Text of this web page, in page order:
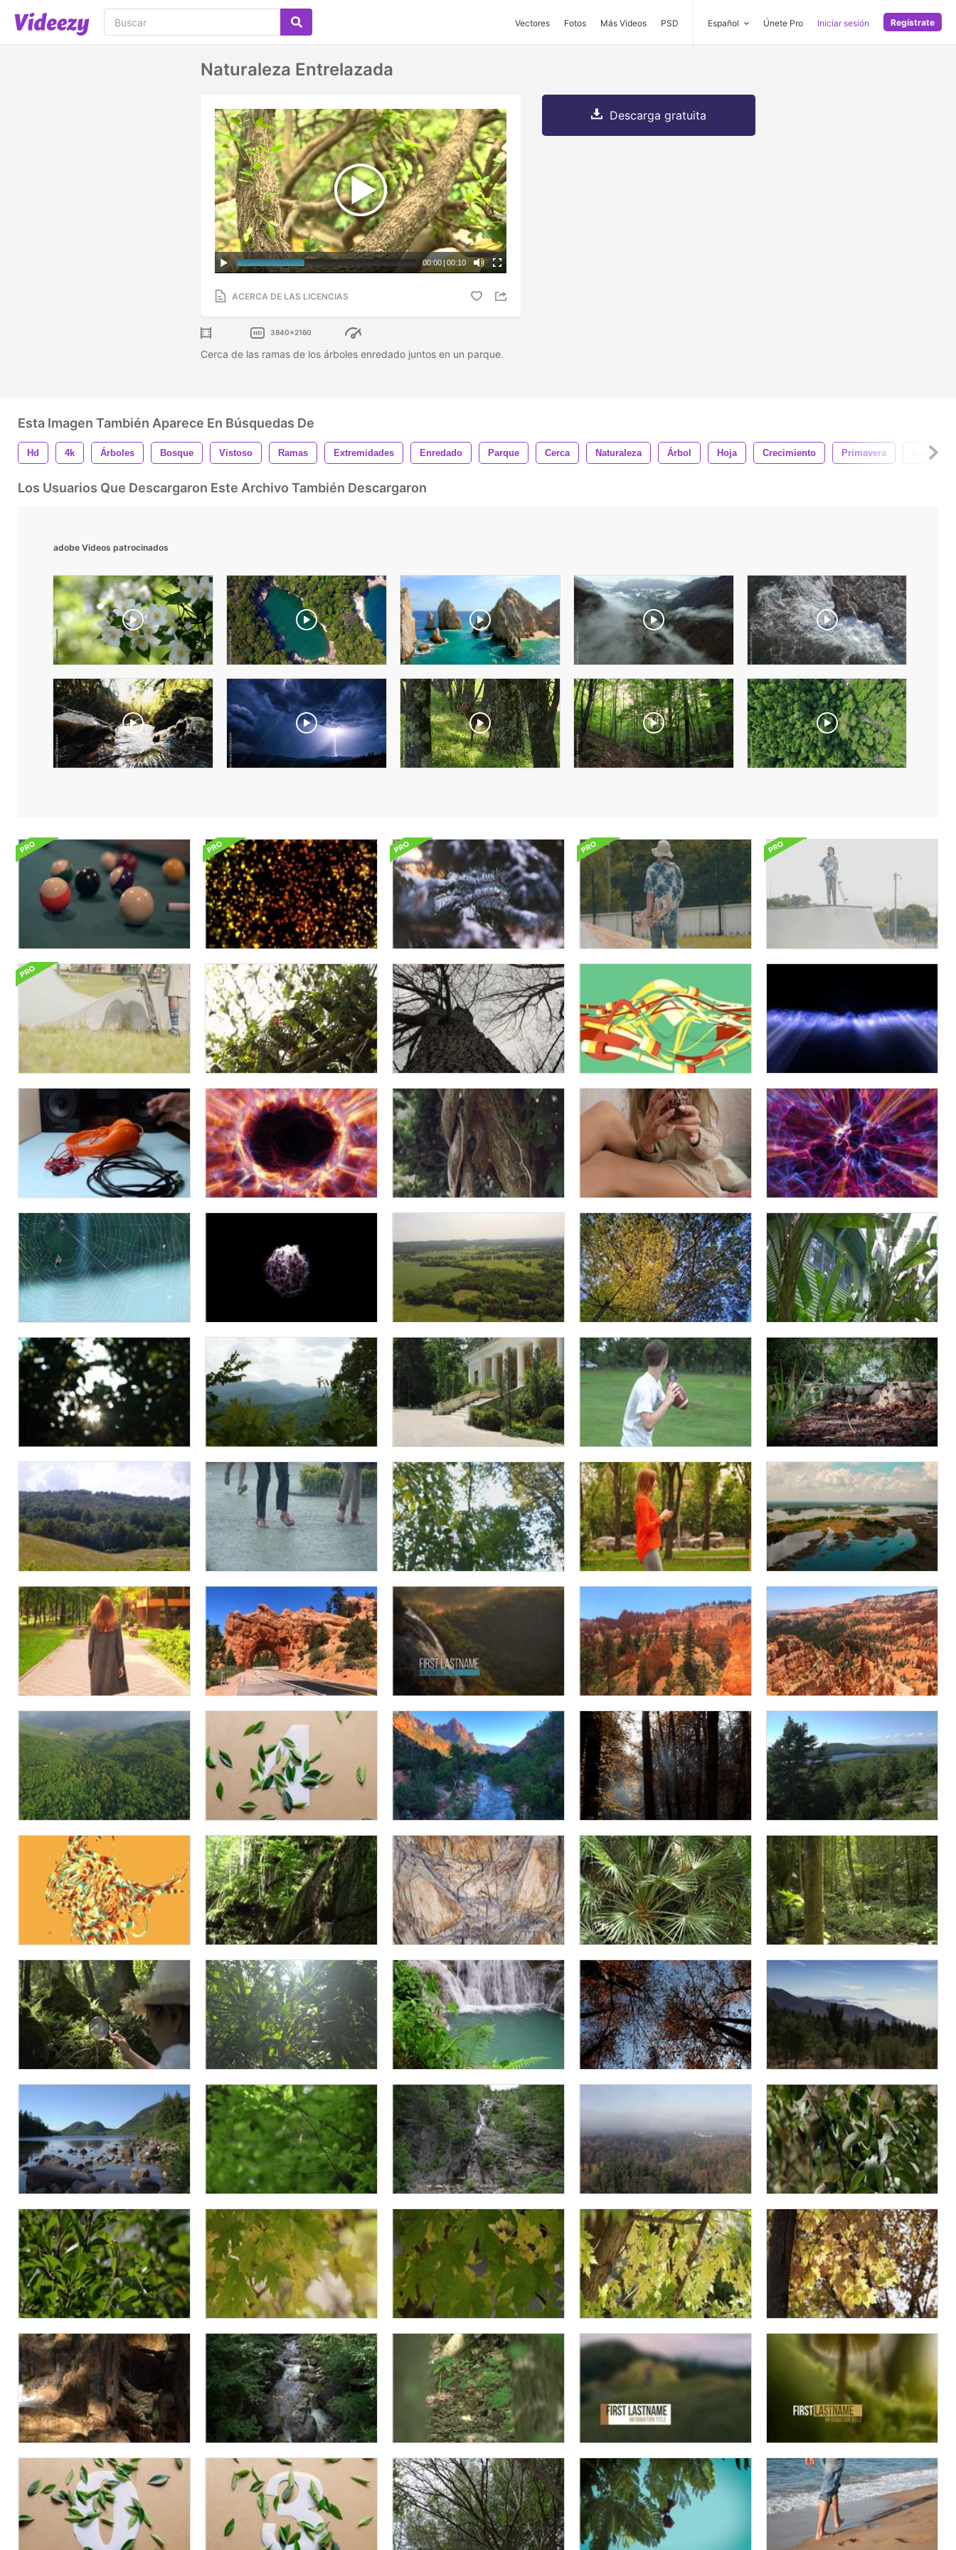
Vectores Fotos Más Videos PSD Español Únete Pro Iniciar sesión Regístrate
Naturaleza Entrelazada
00:00 | 00:10
ACERCA DE LAS LICENCIAS
3840x2160
Cerca de las ramas de los árboles enredado juntos en un parque.
Descarga gratuita
Esta Imagen También Aparece En Búsquedas De
Hd 4k Árboles Bosque Vistoso Ramas Extremidades Enredado Parque Cerca Naturaleza Árbol Hoja Crecimiento Primavera Ecología
Los Usuarios Que Descargaron Este Archivo También Descargaron
adobe Videos patrocinados